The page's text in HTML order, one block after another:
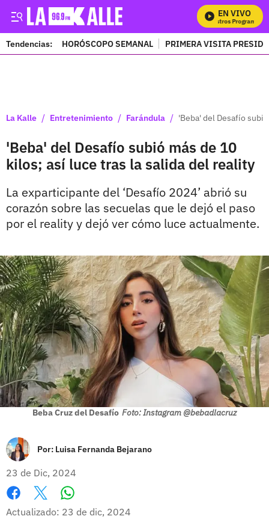
EN VIVO
Tendencias: HORÓSCOPO SEMANAL PRIMERA VISITA
La Kalle / Entretenimiento / Farándula / 'Beba' del Desafío
'Beba' del Desafío subió más de 10
kilos; así luce tras la salida del reality
La exparticipante del ‘Desafío 2024’ abrió su
corazón sobre las secuelas que le dejó el paso
por el reality y dejó ver cómo luce actualmente.
Beba Cruz del Desafío Foto: Instagram @bebadlacruz
Por: Luisa Fernanda Bejarano
23 de Dic, 2024
Facebook
X
Actualizado: 23 de dic, 2024